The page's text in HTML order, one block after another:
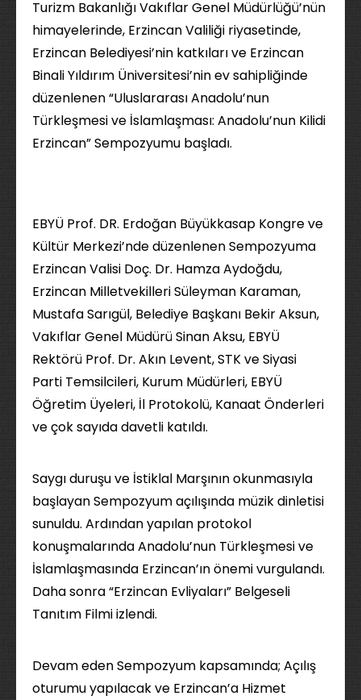
Turizm Bakanlığı Vakıflar Genel Müdürlüğü’nün
himayelerinde, Erzincan Valiliği riyasetinde,
Erzincan Belediyesi’nin katkıları ve Erzincan
Binali Yıldırım Üniversitesi’nin ev sahipliğinde
düzenlenen “Uluslararası Anadolu’nun
Türkleşmesi ve İslamlaşması: Anadolu’nun Kilidi
Erzincan” Sempozyumu başladı.
EBYÜ Prof. DR. Erdoğan Büyükkasap Kongre ve
Kültür Merkezi’nde düzenlenen Sempozyuma
Erzincan Valisi Doç. Dr. Hamza Aydoğdu,
Erzincan Milletvekilleri Süleyman Karaman,
Mustafa Sarıgül, Belediye Başkanı Bekir Aksun,
Vakıflar Genel Müdürü Sinan Aksu, EBYÜ
Rektörü Prof. Dr. Akın Levent, STK ve Siyasi
Parti Temsilcileri, Kurum Müdürleri, EBYÜ
Öğretim Üyeleri, İl Protokolü, Kanaat Önderleri
ve çok sayıda davetli katıldı.
Saygı duruşu ve İstiklal Marşının okunmasıyla
başlayan Sempozyum açılışında müzik dinletisi
sunuldu. Ardından yapılan protokol
konuşmalarında Anadolu’nun Türkleşmesi ve
İslamlaşmasında Erzincan’ın önemi vurgulandı.
Daha sonra “Erzincan Evliyaları” Belgeseli
Tanıtım Filmi izlendi.
Devam eden Sempozyum kapsamında; Açılış
oturumu yapılacak ve Erzincan’a Hizmet